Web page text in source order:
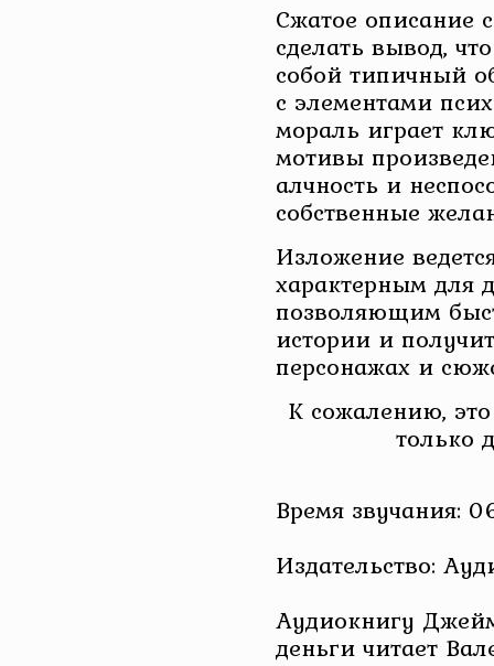
Сжатое описание
сделать вывод,
собой типичный
с элементами
мораль играет
мотивы
алчность и
собственные
Изложение
характерным для
позволяющим
истории и
персонажах и
К сожалению,
только
Время звучания:
Издательство:
Аудиокнигу
деньги читает